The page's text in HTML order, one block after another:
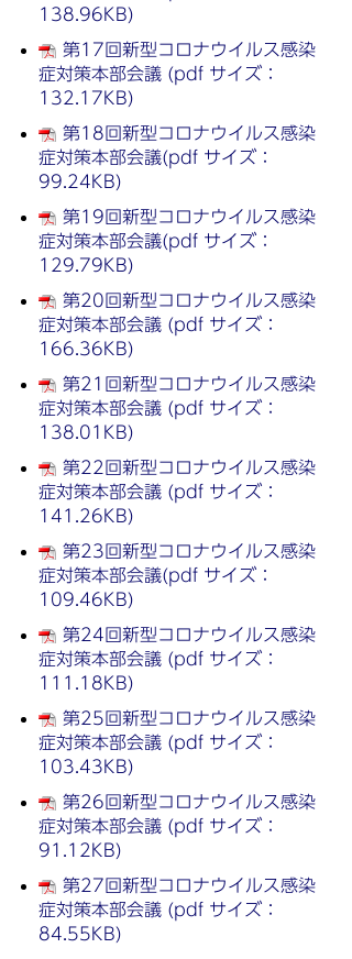
138.96KB)
第17回新型コロナウイルス感染
症対策本部会議 (pdf サイズ：
132.17KB)
第18回新型コロナウイルス感染
症対策本部会議(pdf サイズ：
99.24KB)
第19回新型コロナウイルス感染
症対策本部会議(pdf サイズ：
129.79KB)
第20回新型コロナウイルス感染
症対策本部会議 (pdf サイズ：
166.36KB)
第21回新型コロナウイルス感染
症対策本部会議 (pdf サイズ：
138.01KB)
第22回新型コロナウイルス感染
症対策本部会議 (pdf サイズ：
141.26KB)
第23回新型コロナウイルス感染
症対策本部会議(pdf サイズ：
109.46KB)
第24回新型コロナウイルス感染
症対策本部会議 (pdf サイズ：
111.18KB)
第25回新型コロナウイルス感染
症対策本部会議 (pdf サイズ：
103.43KB)
第26回新型コロナウイルス感染
症対策本部会議 (pdf サイズ：
91.12KB)
第27回新型コロナウイルス感染
症対策本部会議 (pdf サイズ：
84.55KB)